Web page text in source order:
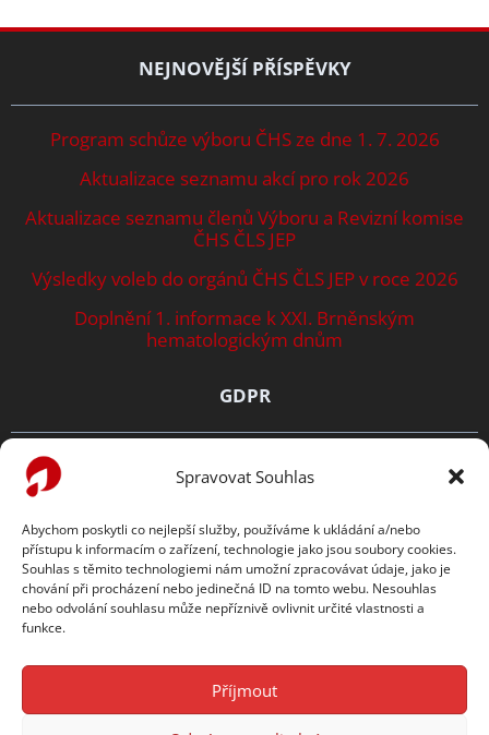
Spravovat Souhlas
Abychom poskytli co nejlepší služby, používáme k ukládání a/nebo
přístupu k informacím o zařízení, technologie jako jsou soubory cookies.
Souhlas s těmito technologiemi nám umožní zpracovávat údaje, jako je
chování při procházení nebo jedinečná ID na tomto webu. Nesouhlas
nebo odvolání souhlasu může nepříznivě ovlivnit určité vlastnosti a
funkce.
Příjmout
NEJNOVĚJŠÍ PŘÍSPĚVKY
Program schůze výboru ČHS ze dne 1. 7. 2026
Aktualizace seznamu akcí pro rok 2026
Aktualizace seznamu členů Výboru a Revizní komise
ČHS ČLS JEP
Výsledky voleb do orgánů ČHS ČLS JEP v roce 2026
Doplnění 1. informace k XXI. Brněnským
hematologickým dnům
GDPR
Zásady ochrany osobních údajů
TENTO WEB PODPORUJE